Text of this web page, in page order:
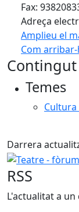
Fax:
Adreça
Amplieu el
Com
+
Temes
Cultura
Darrera
Teatre - fòrum
RSS
L'actualitat a un